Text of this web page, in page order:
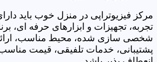
مرکز فیزیوتراپی در منزل خوب باید
تجربه، تجهیزات و ابزارهای حرفه ای،
شخصی سازی شده، محیط مناسب،
پشتیبانی، خدمات تلفیقی، قیمت